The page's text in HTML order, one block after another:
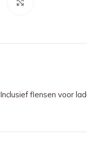
Inclusief flensen voor